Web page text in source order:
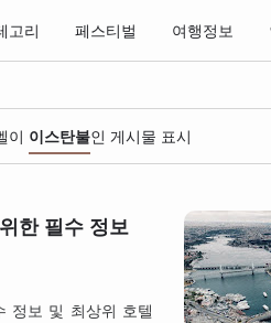
고리 페스티벌 여행정보
이 이스탄불인 게시물 표시
한 필수 정보
정보 및 최상위 호텔